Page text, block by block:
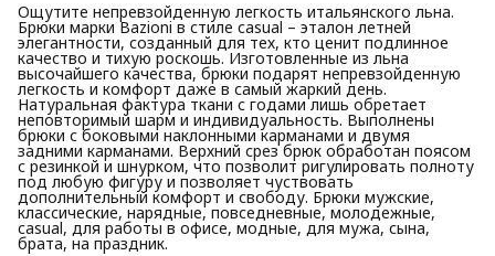
Ощутите непревзойденную легкость итальянского льна.
Брюки марки Bazioni в стиле casual – эталон летней
элегантности, созданный для тех, кто ценит подлинное
качество и тихую роскошь. Изготовленные из льна
высочайшего качества, брюки подарят непревзойденную
легкость и комфорт даже в самый жаркий день.
Натуральная фактура ткани с годами лишь обретает
неповторимый шарм и индивидуальность. Выполнены
брюки с боковыми наклонными карманами и двумя
задними карманами. Верхний срез брюк обработан поясом
с резинкой и шнурком, что позволит ригулировать полноту
под любую фигуру и позволяет чуствовать
дополнительный комфорт и свободу. Брюки мужские,
классические, нарядные, повседневные, молодежные,
casual, для работы в офисе, модные, для мужа, сына,
брата, на праздник.